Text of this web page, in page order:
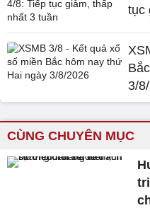
tục
3/
CÙNG CHUYÊN MỤC